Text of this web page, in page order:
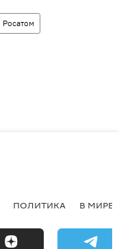
Росатом
ПОЛИТИКА В МИРЕ